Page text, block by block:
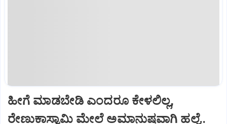
ಹೀಗೆ ಮಾಡಬೇಡಿ ಎಂದರೂ ಕೇಳಲಿಲ್ಲ,
ರೇಣುಕಾಸ್ವಾಮಿ ಮೇಲೆ ಅಮಾನುಷವಾಗಿ ಹಲ್ಲೆ..